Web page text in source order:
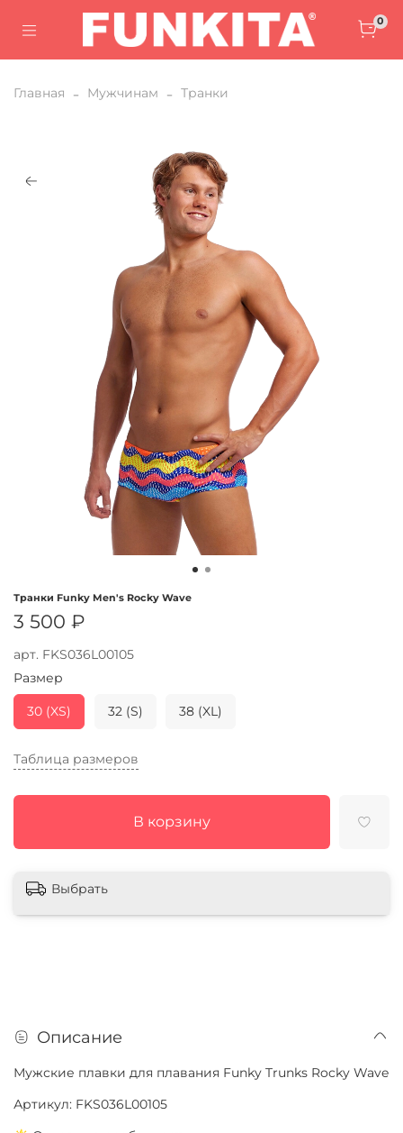
0
Главная Мужчинам Транки
арт. FKS036L00105
Транки Funky Men's Rocky Wave
3 500 ₽
Таблица размеров
В корзину
Размер
30 (XS) 32 (S) 38 (XL)
Выбрать
Описание
Мужские плавки для плавания Funky Trunks Rocky Wave
Артикул: FKS036L00105